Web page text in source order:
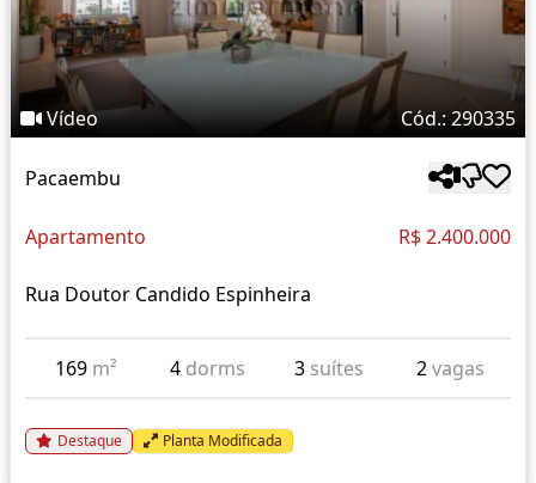
Vídeo Cód.: 290335
Pacaembu
Apartamento R$ 2.400.000
Rua Doutor Candido Espinheira
169 m² 4 dorms 3 suítes 2vagas
Destaque Planta Modificada